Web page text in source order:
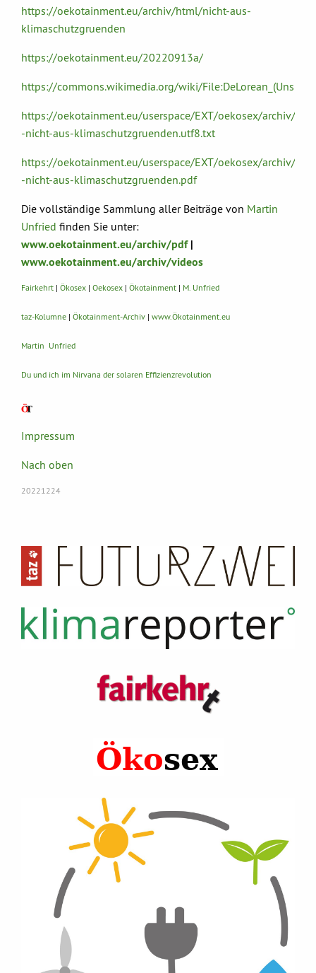
https://oekotainment.eu/archiv/html/nicht-aus-
klimaschutzgruenden
https://oekotainment.eu/20220913a/
https://commons.wikimedia.org/wiki/
https://oekotainment.eu/userspace/EXT/oekosex/archiv/
-nicht-aus-klimaschutzgruenden.utf8.txt
https://oekotainment.eu/userspace/EXT/oekosex/archiv/
-nicht-aus-klimaschutzgruenden.pdf
Die vollständige Sammlung aller Beiträge von Martin
Unfried finden Sie unter:
www.oekotainment.eu/archiv/pdf|
www.oekotainment.eu/archiv/videos
Fairkehrt | Ökosex | Oekosex | Ökotainment | M. Unfried
taz-Kolumne | Ökotainment-Archiv | www.Ökotainment.eu
Martin Unfried
Du und ich im Nirvana der solaren Effizienzrevolution
Impressum
Nach oben
20221224